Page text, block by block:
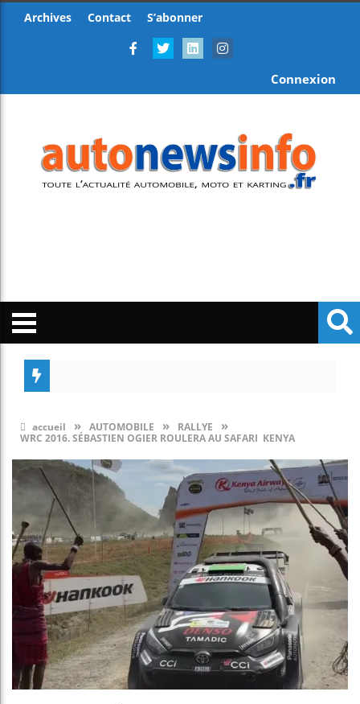
Archives Contact S’abonner
Connexion
accueil » AUTOMOBILE » RALLYE »
WRC 2016. SÉBASTIEN OGIER ROULERA AU SAFARI KENYA